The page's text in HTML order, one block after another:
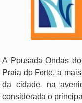
A Pousada Ondas
Praia do Forte, a
da cidade, na
considerada o